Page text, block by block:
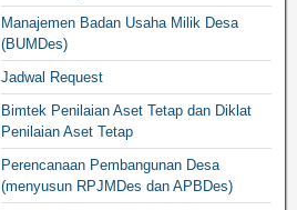
Manajemen Badan Usaha Milik Desa
(BUMDes)
Jadwal Request
Bimtek Penilaian Aset Tetap dan Diklat
Penilaian Aset Tetap
Perencanaan Pembangunan Desa
(menyusun RPJMDes dan APBDes)